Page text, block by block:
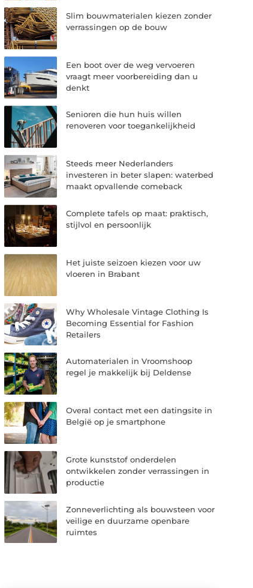
Slim bouwmaterialen kiezen zonder
verrassingen op de bouw
Een boot over de weg vervoeren
vraagt meer voorbereiding dan u
denkt
Senioren die hun huis willen
renoveren voor toegankelijkheid
Steeds meer Nederlanders
investeren in beter slapen: waterbed
maakt opvallende comeback
Complete tafels op maat: praktisch,
stijlvol en persoonlijk
Het juiste seizoen kiezen voor uw
vloeren in Brabant
Why Wholesale Vintage Clothing Is
Becoming Essential for Fashion
Retailers
Automaterialen in Vroomshoop
regel je makkelijk bij Deldense
Overal contact met een datingsite in
België op je smartphone
Grote kunststof onderdelen
ontwikkelen zonder verrassingen in
productie
Zonneverlichting als bouwsteen voor
veilige en duurzame openbare
ruimtes